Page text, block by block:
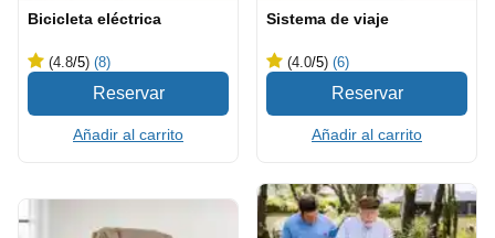
Bicicleta eléctrica
(4.8/5) (8)
Añadir al carrito
Sistema de viaje
(4.0/5) (6)
Añadir al carrito